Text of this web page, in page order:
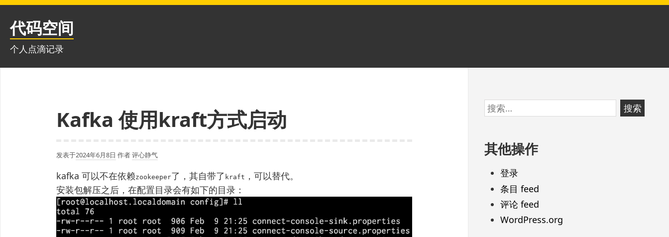
跳
代码空间
个人点滴记录
Kafka 使用kraft方式启动
发表于2024年6月8日 作者评心静气
kafka 可以不在依赖zookeeper了，其自带了 kraft ，可以替代。
安装包解压之后，在配置目录会有如下的目录：
跳
至
脚
搜
索：
其他操作
登录
条目 feed
评论 feed
WordPress.org